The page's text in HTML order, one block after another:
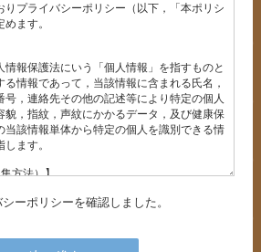
ーポリシーを確認しました。